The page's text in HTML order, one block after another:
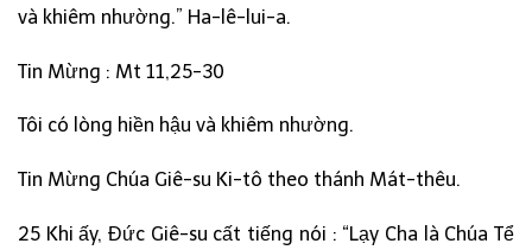
và khiêm nhường.” Ha-lê-lui-a.
Tin Mừng : Mt 11,25-30
Tôi có lòng hiền hậu và khiêm nhường.
Tin Mừng Chúa Giê-su Ki-tô theo thánh Mát-thêu.
25 Khi ấy, Đức Giê-su cất tiếng nói : “Lạy Cha là Chúa Tể